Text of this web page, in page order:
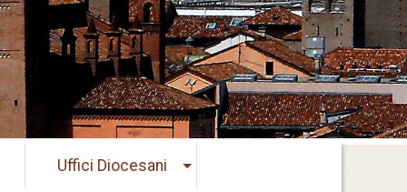
Uffici Diocesani